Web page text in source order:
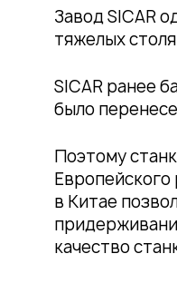
Завод SICAR
тяжелых
SICAR ранее